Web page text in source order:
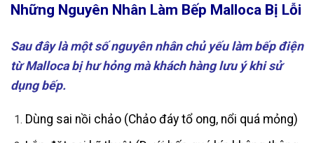
Những Nguyên Nhân Làm Bếp Malloca Bị Lỗi
Sau đây là một số nguyên nhân chủ yếu làm bếp điện
từ Malloca bị hư hỏng mà khách hàng lưu ý khi sử
dụng bếp.
Dùng sai nồi chảo (Chảo đáy tổ ong, nổi quá mỏng)